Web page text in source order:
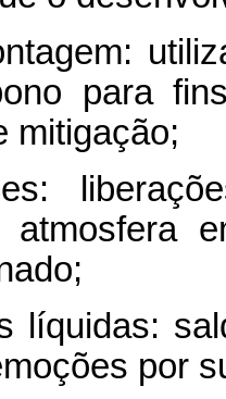
para
mitigação;
atmosfera
líquidas:
por